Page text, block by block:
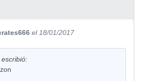
el 18/01/2017